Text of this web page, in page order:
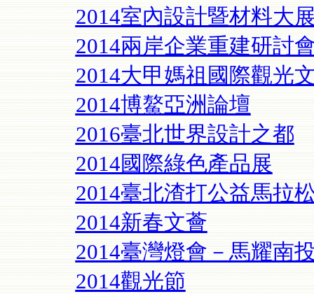
2014室內設計暨材料大
2014兩岸企業重建研討
2014大甲媽祖國際觀光
2014博鰲亞洲論壇
2016臺北世界設計之都
2014國際綠色產品展
2014臺北渣打公益馬拉
2014新春文薈
2014臺灣燈會－馬耀南
2014觀光節